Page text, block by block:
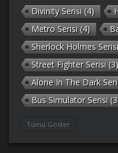
Divinity Serisi (4)
Metro Serisi (4)
Sherlock Holmes Serisi
Street Fighter Serisi (3)
Alone In The Dark
Bus Simulator Serisi
Tümü Göster